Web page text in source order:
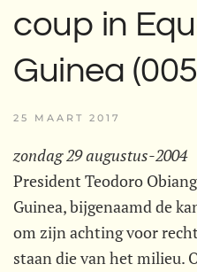
coup in
Guinea
25 MAART 2017
zondag 29 augustus-2004
President Teodoro
Guinea, bijgenaamd de
om zijn achting voor
staan die van het milieu.